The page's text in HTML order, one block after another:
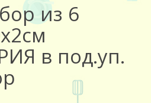
из 6
в под.уп.